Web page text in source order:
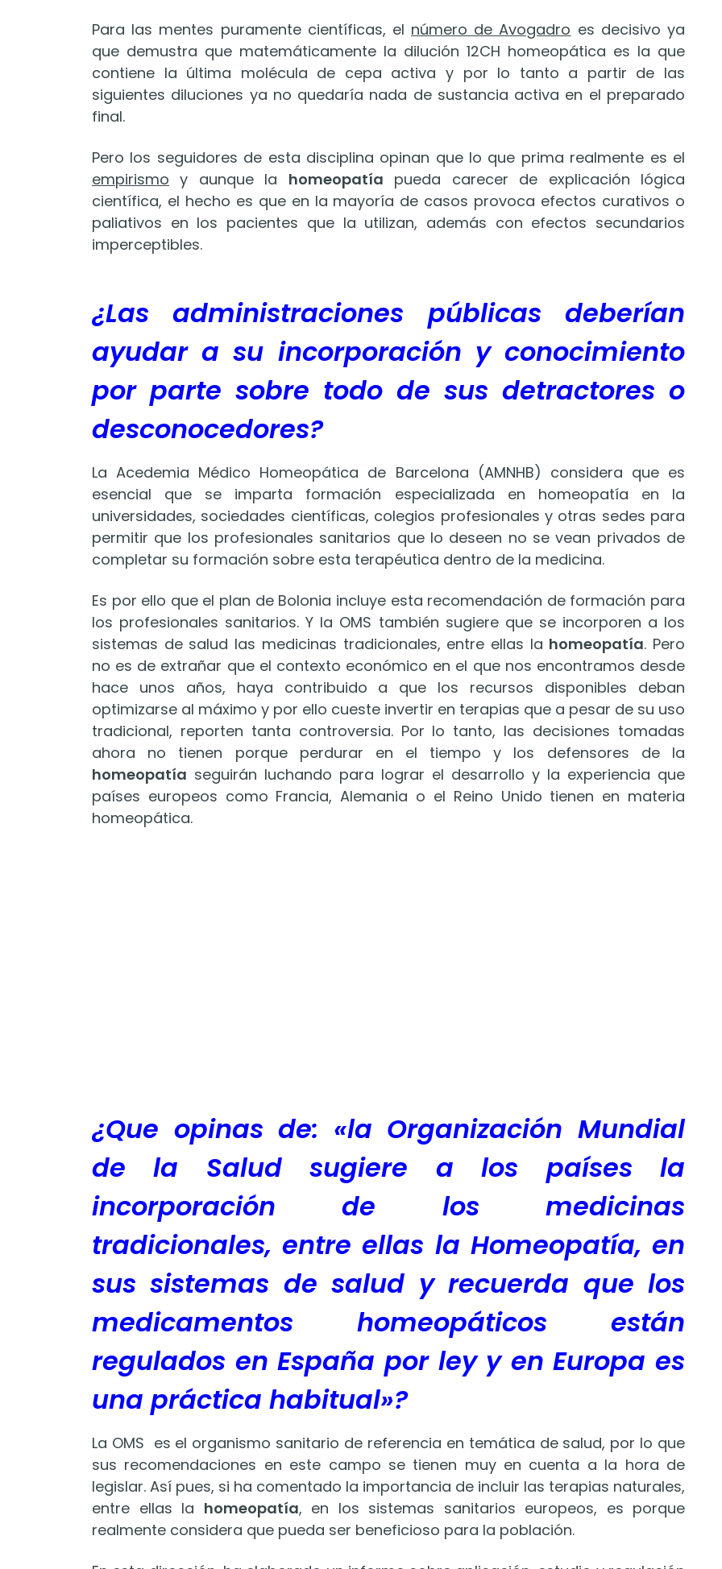
Para las mentes puramente científicas, el número de Avogadro es decisivo ya
que demustra que matemáticamente la dilución 12CH homeopática es la que
contiene la última molécula de cepa activa y por lo tanto a partir de las
siguientes diluciones ya no quedaría nada de sustancia activa en el preparado
final.
Pero los seguidores de esta disciplina opinan que lo que prima realmente es el
empirismo y aunque la homeopatía pueda carecer de explicación lógica
científica, el hecho es que en la mayoría de casos provoca efectos curativos o
paliativos en los pacientes que la utilizan, además con efectos secundarios
imperceptibles.
¿Las administraciones públicas deberían
ayudar a su incorporación y conocimiento
por parte sobre todo de sus detractores o
desconocedores?
La Acedemia Médico Homeopática de Barcelona (AMNHB) considera que es
esencial que se imparta formación especializada en homeopatía en la
universidades, sociedades científicas, colegios profesionales y otras sedes para
permitir que los profesionales sanitarios que lo deseen no se vean privados de
completar su formación sobre esta terapéutica dentro de la medicina.
Es por ello que el plan de Bolonia incluye esta recomendación de formación para
los profesionales sanitarios. Y la OMS también sugiere que se incorporen a los
sistemas de salud las medicinas tradicionales, entre ellas la homeopatía. Pero
no es de extrañar que el contexto económico en el que nos encontramos desde
hace unos años, haya contribuido a que los recursos disponibles deban
optimizarse al máximo y por ello cueste invertir en terapias que a pesar de su uso
tradicional, reporten tanta controversia. Por lo tanto, las decisiones tomadas
ahora no tienen porque perdurar en el tiempo y los defensores de la
homeopatía seguirán luchando para lograr el desarrollo y la experiencia que
países europeos como Francia, Alemania o el Reino Unido tienen en materia
homeopática.
¿Que opinas de: «la Organización Mundial
de la Salud sugiere a los países la
incorporación de los medicinas
tradicionales, entre ellas la Homeopatía, en
sus sistemas de salud y recuerda que los
medicamentos homeopáticos están
regulados en España por ley y en Europa es
una práctica habitual»?
La OMS es el organismo sanitario de referencia en temática de salud, por lo que
sus recomendaciones en este campo se tienen muy en cuenta a la hora de
legislar. Así pues, si ha comentado la importancia de incluir las terapias naturales,
entre ellas la homeopatía, en los sistemas sanitarios europeos, es porque
realmente considera que pueda ser beneficioso para la población.